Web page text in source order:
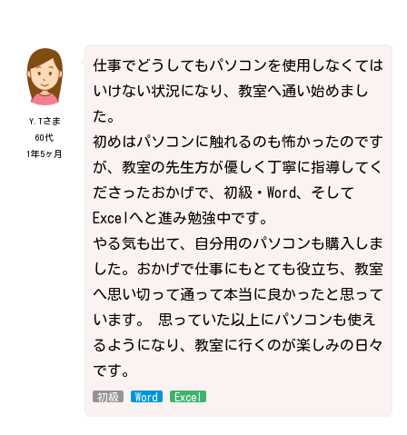
Y.Tさま
60代
1年5ヶ月
仕事でどうしてもパソコンを使用しなくては
いけない状況になり、教室へ通い始めまし
た。
初めはパソコンに触れるのも怖かったのです
が、教室の先生方が優しく丁寧に指導してく
ださったおかげで、初級・Word、そして
Excelへと進み勉強中です。
やる気も出て、自分用のパソコンも購入しま
した。おかげで仕事にもとても役立ち、教室
へ思い切って通って本当に良かったと思って
います。 思っていた以上にパソコンも使え
るようになり、教室に行くのが楽しみの日々
です。
初級 Word Excel